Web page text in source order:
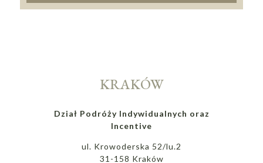
KRAKÓW
Dział Podróży Indywidualnych oraz
Incentive
ul. Krowoderska 52/lu.2
31-158 Kraków